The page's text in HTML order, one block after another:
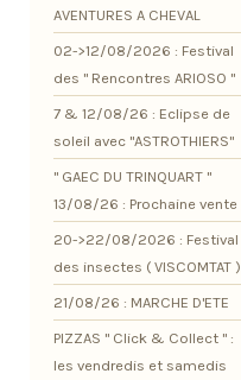
AVENTURES A CHEVAL
02->12/08/2026 : Festival
des " Rencontres ARIOSO "
7 & 12/08/26 : Eclipse de
soleil avec "ASTROTHIERS"
" GAEC DU TRINQUART "
13/08/26 : Prochaine vente
20->22/08/2026 : Festival
des insectes ( VISCOMTAT )
21/08/26 : MARCHE D'ETE
PIZZAS " Click & Collect " :
les vendredis et samedis